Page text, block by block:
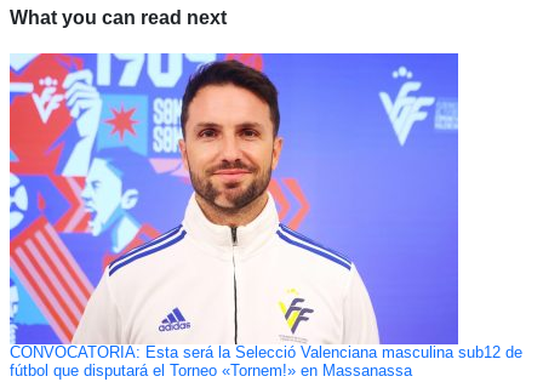
What you can read next
CONVOCATORIA: Esta será la Selecció Valenciana masculina sub12 de
fútbol que disputará el Torneo «Tornem!» en Massanassa